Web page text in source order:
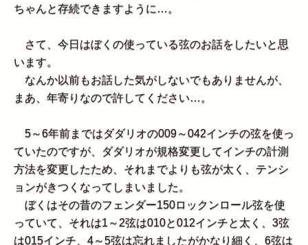
ちゃんと存続できますように…。
さて、今日はぼくの使っている弦のお話をしたいと思
います。
なんか以前もお話した気がしないでもありませんが、
まあ、年寄りなので許してください…。
5～6年前まではダダリオの009～042インチの弦を使っ
ていたのですが、ダダリオが規格変更してインチの計測
方法を変更したため、それまでよりも弦が太く、テンシ
ョンがきつくなってしまいました。
ぼくはその昔のフェンダー150ロックンロール弦を使
っていて、それは1～2弦は010と012インチと太く、3弦
は015インチ、4～5弦は忘れましたがかなり細く、6弦は